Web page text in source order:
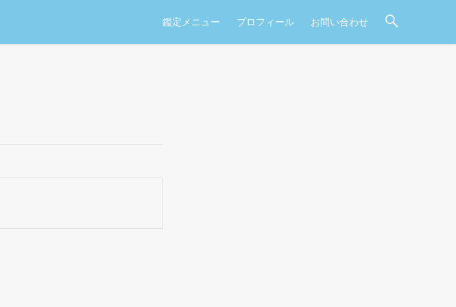
鑑定メニュー プロフィール お問い合わせ